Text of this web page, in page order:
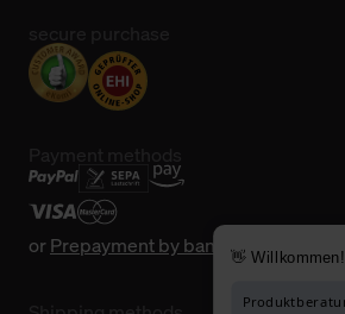
orPrepayment by bank transfer